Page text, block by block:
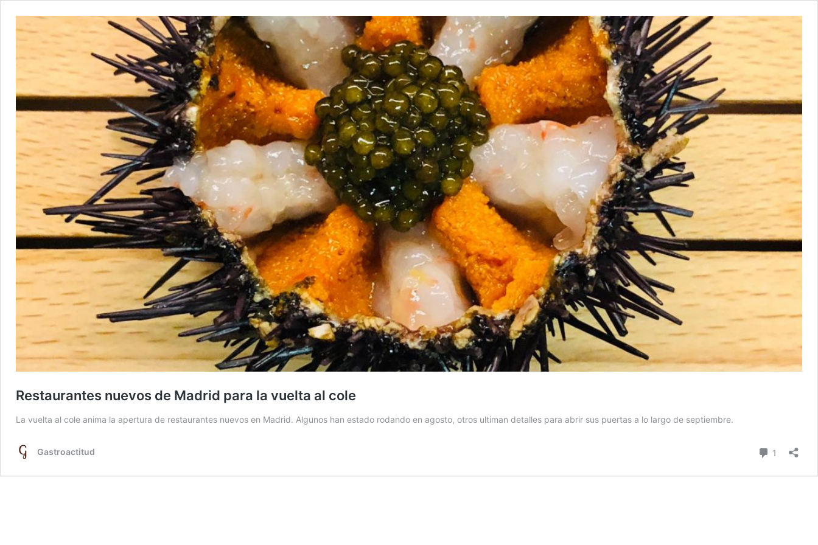
Restaurantes nuevos de Madrid para la vuelta al cole
La vuelta al cole anima la apertura de restaurantes nuevos en Madrid. Algunos han estado rodando en agosto, otros ultiman detalles para abrir sus puertas a lo largo de septiembre.
Gastroactitud 1